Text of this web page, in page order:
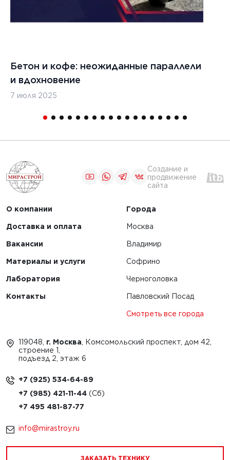
Бетон и кофе: неожиданные параллели
и вдохновение
7 июля 2025
Создание и
продвижение
сайта
О компании
Доставка и оплата
Вакансии
Материалы и услуги
Лаборатория
Контакты
Города
Москва
Владимир
Софрино
Черноголовка
Павловский Посад
Смотреть все города
119048, г. Москва , Комсомольский проспект, дом 42,
строение 1,
подъезд 2, этаж 6
+7 (925) 534-64-89
+7 (985) 421-11-44
+7 495 481-87-77
info@mirastroy.ru
ЗАКАЗАТЬ ТЕХНИКУ